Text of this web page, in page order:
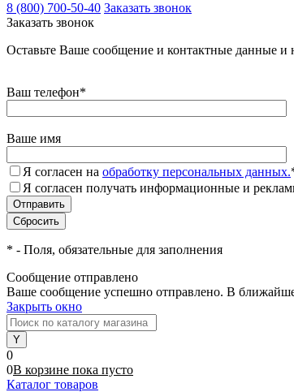
8 (800) 700-50-40 Заказать звонок
Заказать звонок
Оставьте Ваше сообщение и контактные данные
Ваш телефон*
Ваше имя
Я согласен на обработку персональных данных.
Я согласен получать информационные и
* - Поля, обязательные для заполнения
Сообщение отправлено
Ваше сообщение успешно отправлено. В
Закрыть окно
0
0В корзине пока пусто
Каталог товаров